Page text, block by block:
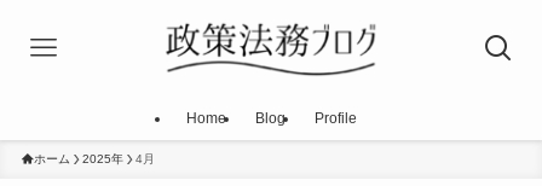
Home Blog Profile
ホーム 2025年 4月